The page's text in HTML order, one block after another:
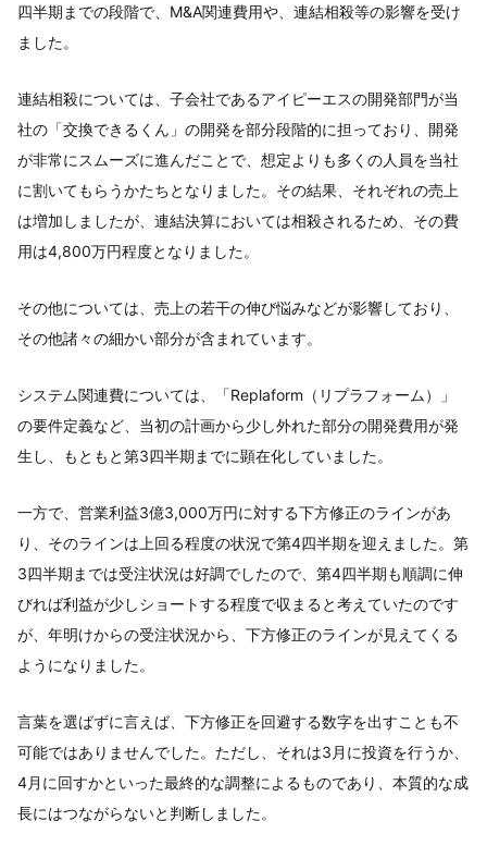
四半期までの段階で、M&A関連費用や、連結相殺等の影響を受け
ました。
連結相殺については、子会社であるアイピーエスの開発部門が当
社の「交換できるくん」の開発を部分段階的に担っており、開発
が非常にスムーズに進んだことで、想定よりも多くの人員を当社
に割いてもらうかたちとなりました。その結果、それぞれの売上
は増加しましたが、連結決算においては相殺されるため、その費
用は4,800万円程度となりました。
その他については、売上の若干の伸び悩みなどが影響しており、
その他諸々の細かい部分が含まれています。
システム関連費については、「Replaform（リプラフォーム）」
の要件定義など、当初の計画から少し外れた部分の開発費用が発
生し、もともと第3四半期までに顕在化していました。
一方で、営業利益3億3,000万円に対する下方修正のラインがあ
り、そのラインは上回る程度の状況で第4四半期を迎えました。第
3四半期までは受注状況は好調でしたので、第4四半期も順調に伸
びれば利益が少しショートする程度で収まると考えていたのです
が、年明けからの受注状況から、下方修正のラインが見えてくる
ようになりました。
言葉を選ばずに言えば、下方修正を回避する数字を出すことも不
可能ではありませんでした。ただし、それは3月に投資を行うか、
4月に回すかといった最終的な調整によるものであり、本質的な成
長にはつながらないと判断しました。